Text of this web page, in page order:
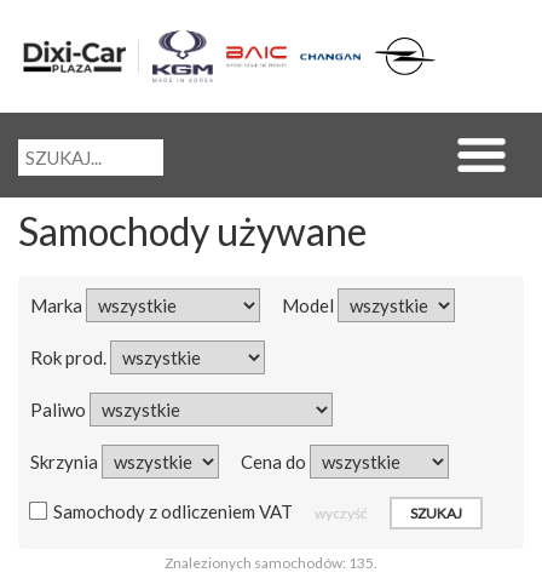
Samochody używane
Marka Model
Rok prod.
Paliwo
Skrzynia Cena do
Samochody z odliczeniem VAT wyczyść
Znalezionych samochodów: 135.